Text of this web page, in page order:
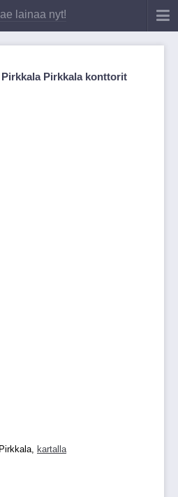
lainaa nyt!
Pirkkala konttorit
kartalla